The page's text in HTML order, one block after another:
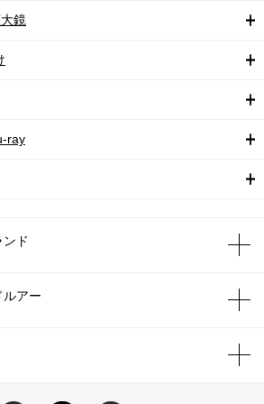
鏡
ray
ド
ルアー